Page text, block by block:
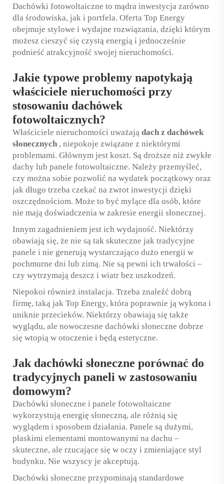
Dachówki fotowoltaiczne to mądra inwestycja zarówno
dla środowiska, jak i portfela. Oferta Top Energy
obejmuje stylowe i wydajne rozwiązania, dzięki którym
możesz cieszyć się czystą energią i jednocześnie
podnieść atrakcyjność swojej nieruchomości.
Jakie typowe problemy napotykają
właściciele nieruchomości przy
stosowaniu dachówek
fotowoltaicznych?
Właściciele nieruchomości uważają dach z dachówek
słonecznych , niepokoje związane z niektórymi
problemami. Głównym jest koszt. Są droższe niż zwykłe
dachy lub panele fotowoltaiczne. Należy przemyśleć,
czy można sobie pozwolić na wydatek początkowy oraz
jak długo trzeba czekać na zwrot inwestycji dzięki
oszczędnościom. Może to być mylące dla osób, które
nie mają doświadczenia w zakresie energii słonecznej.
Innym zagadnieniem jest ich wydajność. Niektórzy
obawiają się, że nie są tak skuteczne jak tradycyjne
panele i nie generują wystarczająco dużo energii w
pochmurne dni lub zimą. Nie są pewni ich trwałości –
czy wytrzymają deszcz i wiatr bez uszkodzeń.
Niepokoi również instalacja. Trzeba znaleźć dobrą
firmę, taką jak Top Energy, która poprawnie ją wykona i
uniknie przecieków. Niektórzy obawiają się także
wyglądu, ale nowoczesne dachówki słoneczne dobrze
się wtopią w otoczenie i będą estetyczne.
Jak dachówki słoneczne porównać do
tradycyjnych paneli w zastosowaniu
domowym?
Dachówki słoneczne i panele fotowoltaiczne
wykorzystują energię słoneczną, ale różnią się
wyglądem i sposobem działania. Panele są dużymi,
płaskimi elementami montowanymi na dachu –
skuteczne, ale rzucające się w oczy i zmieniające styl
budynku. Nie wszyscy je akceptują.
Dachówki słoneczne przypominają standardowe